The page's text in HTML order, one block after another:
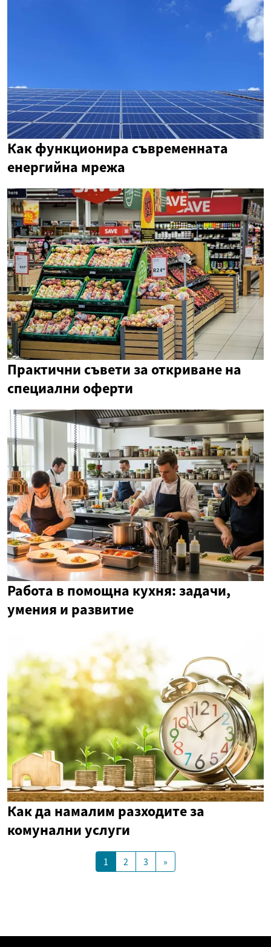
Как функционира съвременната
енергийна мрежа
Практични съвети за откриване на
специални оферти
Работа в помощна кухня: задачи,
умения и развитие
Как да намалим разходите за
комунални услуги
1 2 3 »